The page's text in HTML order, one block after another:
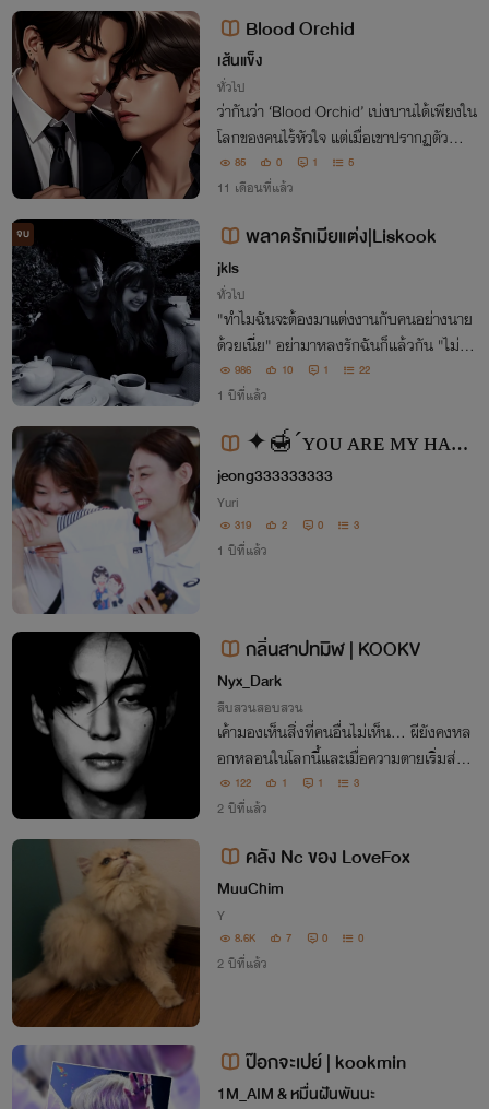
Blood Orchid
เส้นแข็ง
ทั่วไป
ว่ากันว่า ‘Blood Orchid’ เบ่งบานได้เพียงใน
โลกของคนไร้หัวใจ แต่เมื่อเขาปรากฏตัว… หั
วใจของมาเฟียก็ไม่อาจอยู่นิ่งได้อีกต่อไป
85 0 1 5
11 เดือนที่แล้ว
จบ พลาดรักเมียแต่ง|Liskook
jkls
ทั่วไป
"ทำไมฉันจะต้องมาแต่งงานกับคนอย่างนาย
ด้วยเนี่ย" อย่ามาหลงรักฉันก็แล้วกัน "ไม่มี
ทางอะ"
986 10 1 22
1 ปีที่แล้ว
✦🍯´ʏᴏᴜ ᴀʀᴇ ᴍʏ ʜᴀᴘᴘ
ɪɴᴇss.♡̷̷̷ㅣ🍄 シ︎
jeong333333333​
Yuri
319 2 0 3
1 ปีที่แล้ว
กลิ่นสาปทมิฬ | KOOKV
Nyx_Dark
สืบสวนสอบสวน
เค้ามองเห็นสิ่งที่คนอื่นไม่เห็น… ผียังคงหล
อกหลอนในโลกนี้และเมื่อความตายเริ่มส่งสั
ญญาณ พระเอกตำรวจผู้เย็นชาอาจกลายเป็
นคนเดียวที่สามารถไขปริศนาได้
122 1 1 3
2 ปีที่แล้ว
คลัง Nc ของ LoveFox
MuuChim
Y
8.6K 7 0 0
2 ปีที่แล้ว
ป๊อกจะเปย์ | kookmin
1M_AIM & หมื่นฝันพันนะ